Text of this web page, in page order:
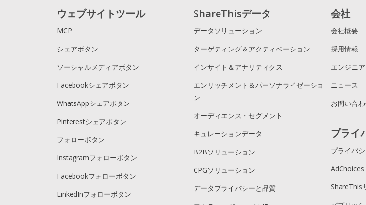
Tools designed with privacy in mind,
Easy configuration via a web dashboard
Shopify)
ウェブサイトツール
MCP
シェアボタン
ソーシャルメディアボタン
Facebookシェアボタン
WhatsAppシェアボタン
Pinterestシェアボタン
フォローボタン
Instagramフォローボタン
Facebookフォローボタン
LinkedInフォローボタン
ShareThisデータ
データソリューション
ターゲティング＆アクティベーション
インサイト＆アナリティクス
エンリッチメント＆パーソナライゼーショ
ン
オーディエンス・セグメント
キュレーションデータ
B2Bソリューション
CPGソリューション
データプライバシーと品質
会社
会社概要
採用情報
エンジニ
ニュース
お問い合
プライ
プライバ
ShareThis